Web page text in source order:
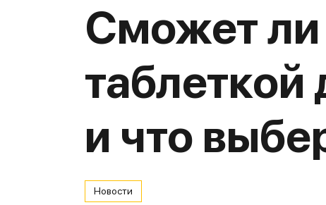
Сможет ли
таблеткой
и что
Новости